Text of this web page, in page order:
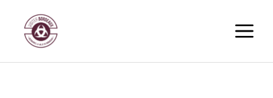
contenu